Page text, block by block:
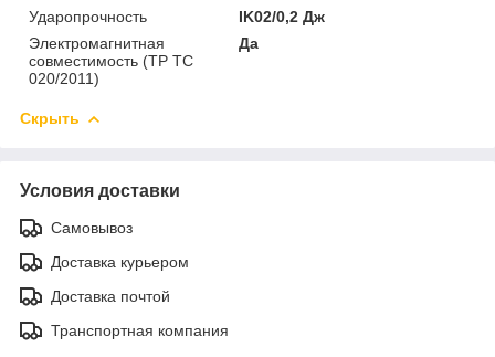
Ударопрочность
IK02/0,2 Дж
Электромагнитная
совместимость (ТР ТС
020/2011)
Да
Скрыть
Условия доставки
Самовывоз
Доставка курьером
Доставка почтой
Транспортная компания